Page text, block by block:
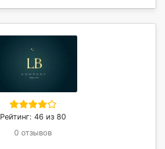
Рейтинг: 46 из 80
0 отзывов